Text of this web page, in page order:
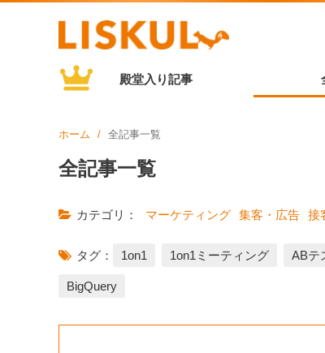
殿堂入り記事
ホーム 全記事一覧
全記事一覧
カテゴリ： マーケティング 集客・広告 接
タグ： 1on1 1on1ミーティング ABテ
BigQuery